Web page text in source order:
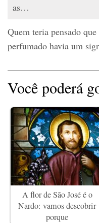
as…
Quem teria pensado
perfumado havia um
Você poderá
A flor de São José é o
Nardo: vamos descobrir
porque